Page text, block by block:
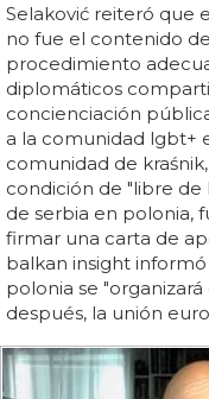
Selaković reiteró que
no fue el contenido
procedimiento
diplomáticos
concienciación
a la comunidad lgbt+
comunidad de
condición de "libre de
de serbia en polonia,
firmar una carta de
balkan insight informó
polonia se
después, la unión